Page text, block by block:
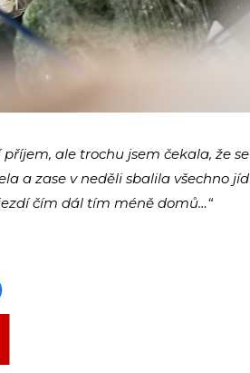
ale trochu jsem čekala, že
a zase v neděli sbalila všechno
čím dál tím méně domů…“